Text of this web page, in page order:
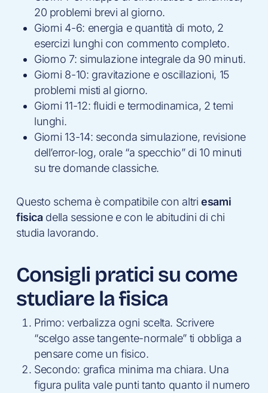
20 problemi brevi al giorno.
Giorni 4-6: energia e quantità di moto, 2
esercizi lunghi con commento completo.
Giorno 7: simulazione integrale da 90 minuti.
Giorni 8-10: gravitazione e oscillazioni, 15
problemi misti al giorno.
Giorni 11-12: fluidi e termodinamica, 2 temi
lunghi.
Giorni 13-14: seconda simulazione, revisione
dell’error-log, orale “a specchio” di 10 minuti
su tre domande classiche.
Questo schema è compatibile con altriesami
fisicadella sessione e con le abitudini di chi
studia lavorando.
Consigli pratici su come
studiare la fisica
Primo: verbalizza ogni scelta. Scrivere
“scelgo asse tangente-normale” ti obbliga a
pensare come un fisico.
Secondo: grafica minima ma chiara. Una
figura pulita vale punti tanto quanto il numero